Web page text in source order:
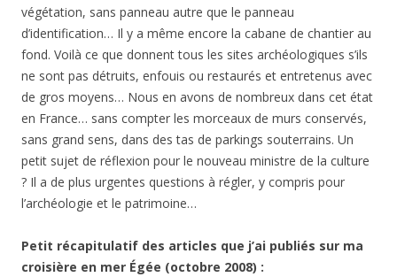
végétation, sans panneau autre que le panneau
d’identification… Il y a même encore la cabane de chantier au
fond. Voilà ce que donnent tous les sites archéologiques s’ils
ne sont pas détruits, enfouis ou restaurés et entretenus avec
de gros moyens… Nous en avons de nombreux dans cet état
en France… sans compter les morceaux de murs conservés,
sans grand sens, dans des tas de parkings souterrains. Un
petit sujet de réflexion pour le nouveau ministre de la culture
? Il a de plus urgentes questions à régler, y compris pour
l’archéologie et le patrimoine…
Petit récapitulatif des articles que j’ai publiés sur ma
croisière en mer Égée (octobre 2008) :